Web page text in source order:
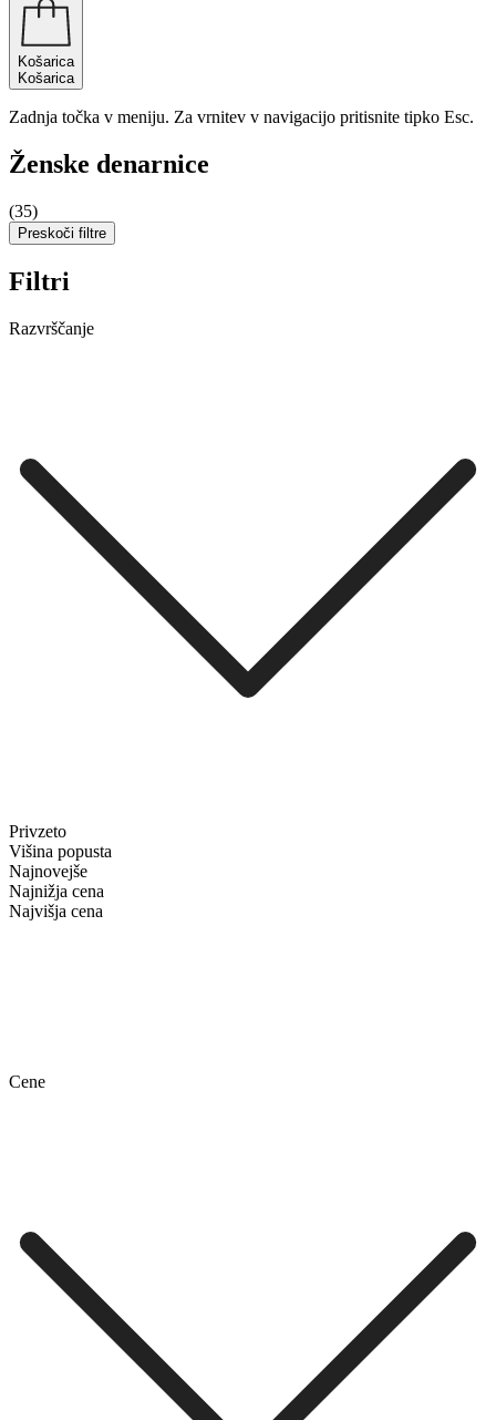
Košarica
Košarica
Zadnja točka v meniju. Za vrnitev v navigacijo pritisnite tipko Esc.
Ženske denarnice
(35)
Preskoči filtre
Filtri
Razvrščanje
Privzeto
Višina popusta
Najnovejše
Najnižja cena
Najvišja cena
Cene